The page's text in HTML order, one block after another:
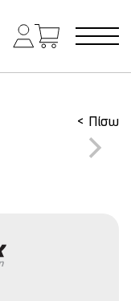
< Πίσω